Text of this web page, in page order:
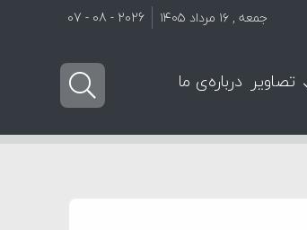
جمعه , ۱۶ مرداد ۱۴۰۵ 2026 - 08 - 07
تصاویر درباره‌ی ما